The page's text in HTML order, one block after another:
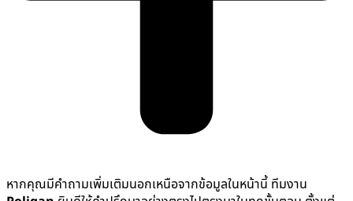
หากคุณมีคำถามเพิ่มเติมนอกเหนือจากข้อมูลในหน้านี้ ทีมงาน